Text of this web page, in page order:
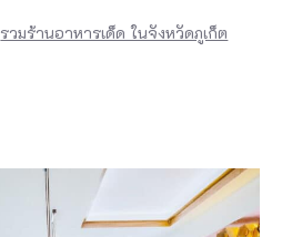
รวมร้านอาหารเด็ด ในจังหวัดภูเก็ต